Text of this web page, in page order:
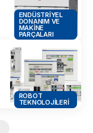
ENDÜSTRIYEL
DONANIM VE
MAKINE
PARÇALARI
ROBOT
TEKNOLOJILERI